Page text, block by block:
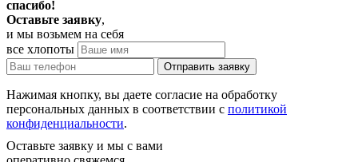
спасибо!
Оставьте заявку,
и мы возьмем на себя
все хлопоты
Нажимая кнопку, вы даете согласие на обработку
персональных данных в соответствии с политикой
конфиденциальности.
Оставьте заявку и мы с вами